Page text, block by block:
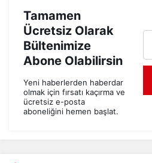
Tamamen
Ücretsiz Olarak
Bültenimize
Abone Olabilirsin
Yeni haberlerden haberdar
olmak için fırsatı kaçırma ve
ücretsiz e-posta
aboneliğini hemen başlat.